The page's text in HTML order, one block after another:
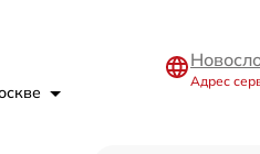
Адрес